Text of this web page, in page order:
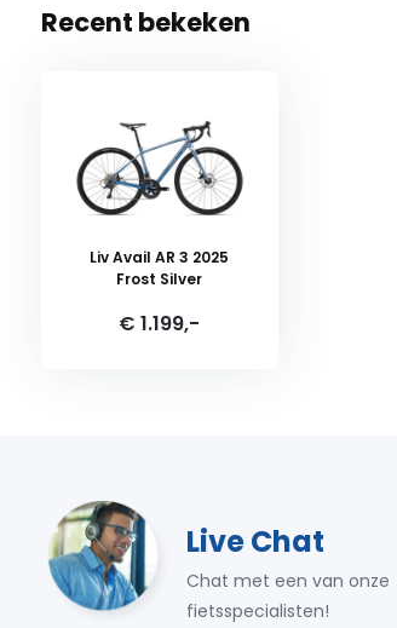
Recent bekeken
Liv Avail AR 3 2025
Frost Silver
€ 1.199,-
Live Chat
Chat met een van onze
fietsspecialisten!